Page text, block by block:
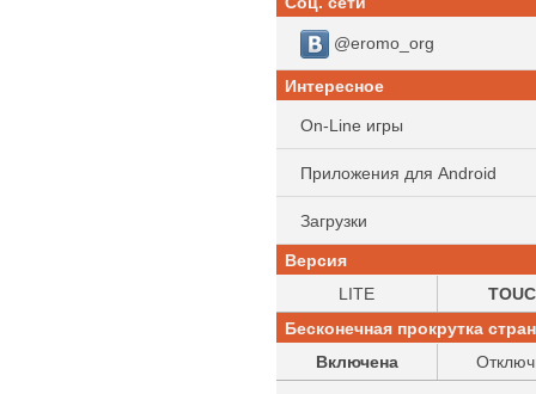
@eromo_org
Интересное
On-Line игры
Приложения для Android
Загрузки
Версия
LITE
Бесконечная прокрутка
Включена